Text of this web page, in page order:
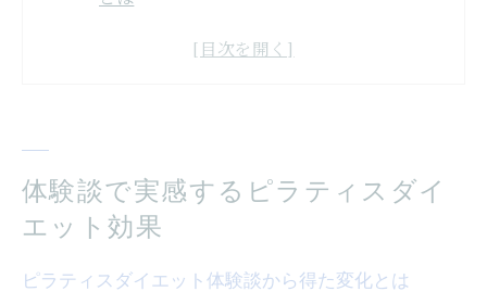
日常生活に活かせるピラティスダイエット
の利点
ピラティスダイエット体験で分かった継続
のヒント
体験談で実感するピラティスダイ
エット効果
ピラティスダイエット体験談から得た変化とは